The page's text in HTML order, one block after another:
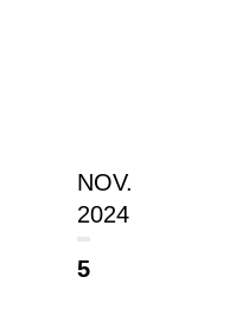
NOV.
2024
5